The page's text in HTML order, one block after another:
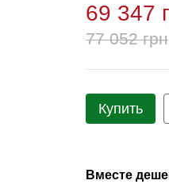
69 347
77 052 грн
Купить
Вместе